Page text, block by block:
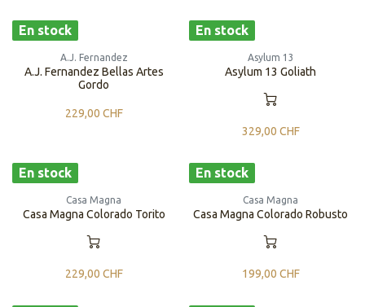
En stock
A.J. Fernandez
A.J. Fernandez Bellas Artes
Gordo
229,00 CHF
En stock
Asylum 13
Asylum 13 Goliath
329,00 CHF
En stock
Casa Magna
Casa Magna Colorado Torito
229,00 CHF
En stock
Casa Magna
Casa Magna Colorado Robusto
199,00 CHF